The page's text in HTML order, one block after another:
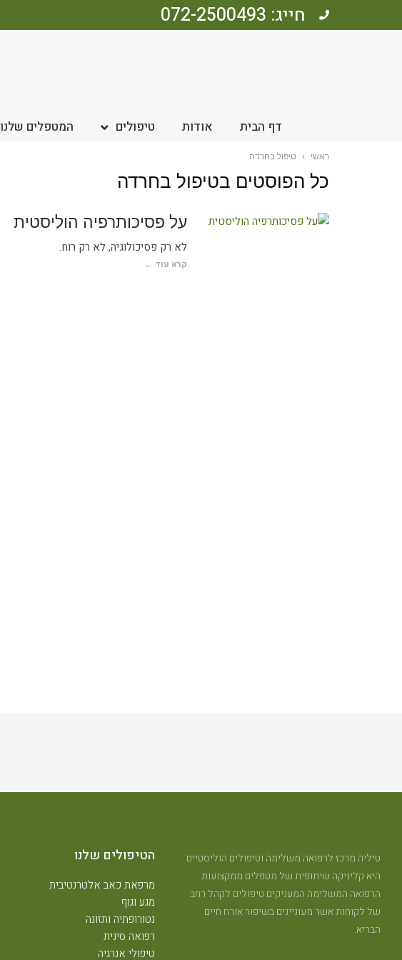
חייג: 072-2500493
דף הבית אודות טיפולים המטפלים שלנו
ראשי › טיפול בחרדה
כל הפוסטים בטיפול בחרדה
על פסיכותרפיה הוליסטית
לא רק פסיכולוגיה, לא רק רוח.
קרא עוד ←
טיליה מרכז לרפואה משלימה וטיפולים הוליסטיים
היא קליניקה שיתופית של מטפלים ממקצועות
הרפואה המשלימה המעניקים טיפולים לקהל רחב
של לקוחות אשר מעוניינים בשיפור אורח חיים
הבריא.
הטיפולים שלנו
מרפאת כאב אלטרנטיבית
מגע וגוף
נטורופתיה ותזונה
רפואה סינית
טיפולי אנרגיה